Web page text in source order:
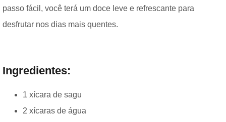
passo fácil, você terá um doce leve e refrescante para
desfrutar nos dias mais quentes.
Ingredientes:
1 xícara de sagu
2 xícaras de água